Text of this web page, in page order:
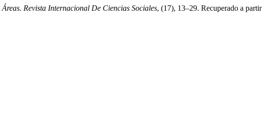
Áreas. Revista Internacional De Ciencias Sociales, (17), 13–29. Recuperado a partir